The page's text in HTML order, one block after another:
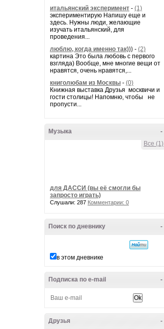
итальянский эксперимент - (1)
экспериментирую Напишу еще и
здесь. Нужны люди, желающие
изучать итальянский, для
проведения...
люблю, когда именно так))) - (2)
картина Это была любовь с первого
взгляда) Вообще, мне многие вещи от
нравятся, очень нравятся,...
книголюбам из Москвы - (0)
Книжная выставка Друзья москвичи и
гости столицы! Напомню, чтобы не
пропусти...
-
Музыка
Все (1)
для ДАССИ (вы её смогли бы
запросто играть)
Слушали: 287 Комментарии: 0
-
Поиск по дневнику
в этом дневнике
-
Подписка по e-mail
-
Друзья